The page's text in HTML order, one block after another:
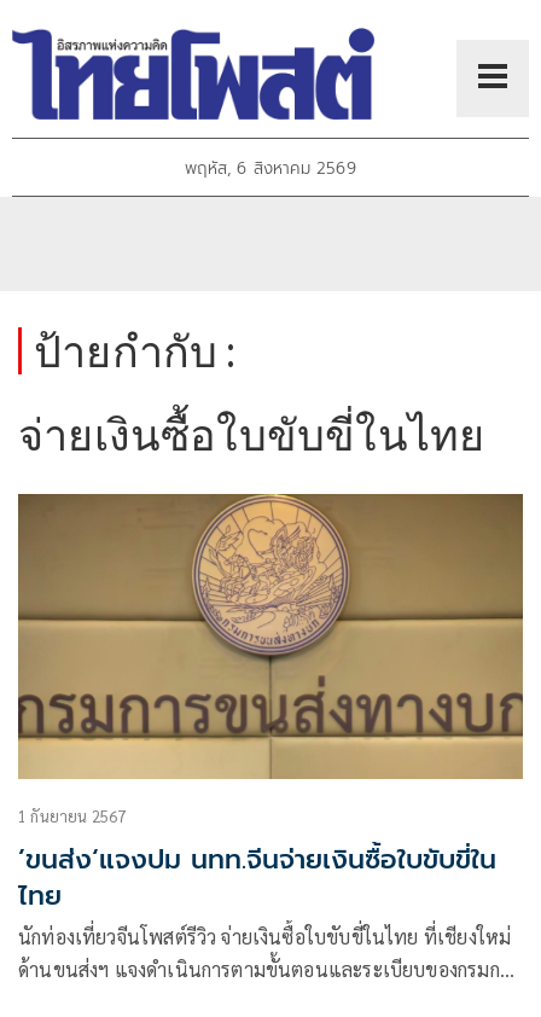
พฤหัส, 6 สิงหาคม 2569
ป้ายกำกับ :
จ่ายเงินซื้อใบขับขี่ในไทย
1 กันยายน 2567
’ขนส่ง‘แจงปม นทท.จีนจ่ายเงินซื้อใบขับขี่ใน
ไทย
นักท่องเที่ยวจีนโพสต์รีวิว จ่ายเงินซื้อใบขับขี่ในไทย ที่เชียงใหม่
ด้านขนส่งฯ แจงดำเนินการตามขั้นตอนและระเบียบของกรมการ